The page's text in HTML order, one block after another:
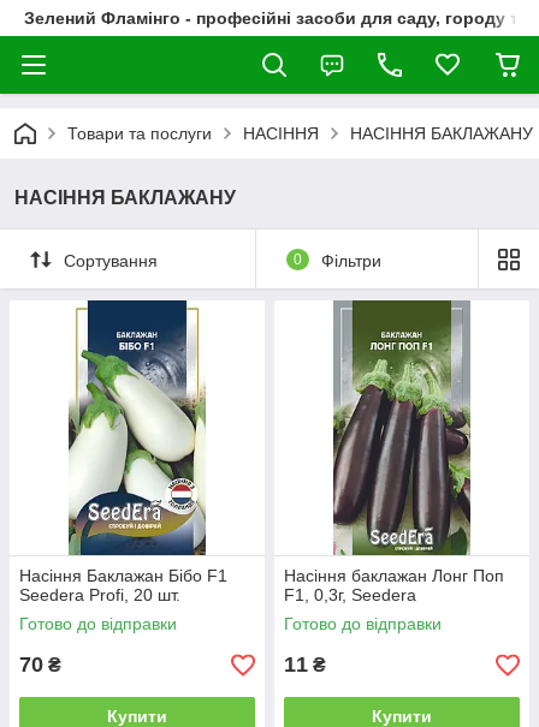
Зелений Фламінго - професійні засоби для саду, городу та
Товари та послуги НАСІННЯ НАСІННЯ БАКЛАЖАНУ
НАСІННЯ БАКЛАЖАНУ
Сортування 0 Фільтри
Насіння Баклажан Бібо F1
Seedera Profi, 20 шт.
Готово до відправки
70 ₴
Купити
Насіння баклажан Лонг Поп
F1, 0,3г, Seedera
Готово до відправки
11 ₴
Купити